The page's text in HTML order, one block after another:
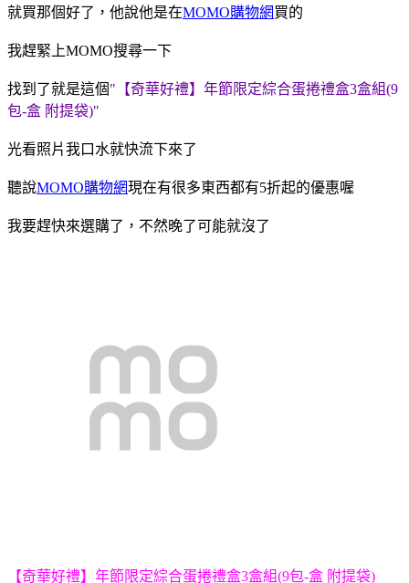
就買那個好了，他說他是在MOMO購物網買的
我趕緊上MOMO搜尋一下
找到了就是這個"【奇華好禮】年節限定綜合蛋捲禮盒3盒組(9
包-盒 附提袋)"
光看照片我口水就快流下來了
聽說MOMO購物網現在有很多東西都有5折起的優惠喔
我要趕快來選購了，不然晚了可能就沒了
【奇華好禮】年節限定綜合蛋捲禮盒3盒組(9包-盒 附提袋)